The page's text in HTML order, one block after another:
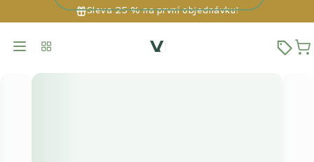
Sleva 25 % na první objednávku!